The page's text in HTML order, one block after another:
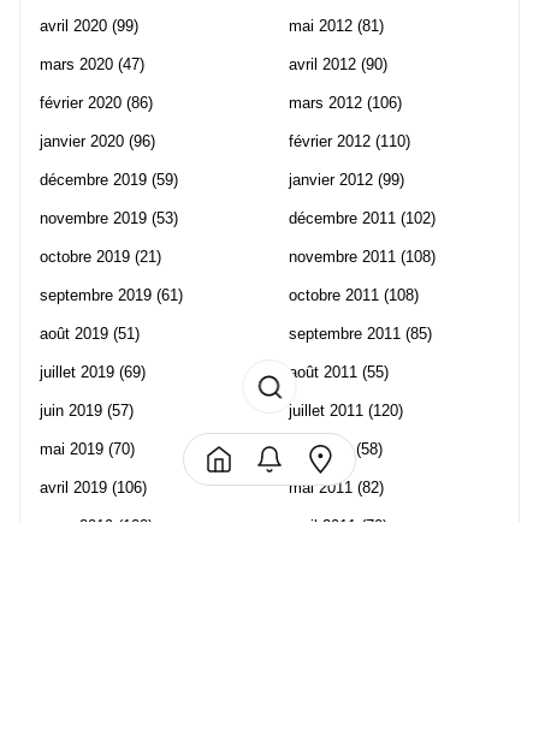
avril 2020 (99)
mars 2020 (47)
février 2020 (86)
janvier 2020 (96)
décembre 2019 (59)
novembre 2019 (53)
octobre 2019 (21)
septembre 2019 (61)
août 2019 (51)
juillet 2019 (69)
juin 2019 (57)
mai 2019 (70)
avril 2019 (106)
mars 2019 (102)
mai 2012 (81)
avril 2012 (90)
mars 2012 (106)
février 2012 (110)
janvier 2012 (99)
décembre 2011 (102)
novembre 2011 (108)
octobre 2011 (108)
septembre 2011 (85)
août 2011 (55)
juillet 2011 (120)
juin 2011(58)
mai 2011 (82)
avril 2011 (70)